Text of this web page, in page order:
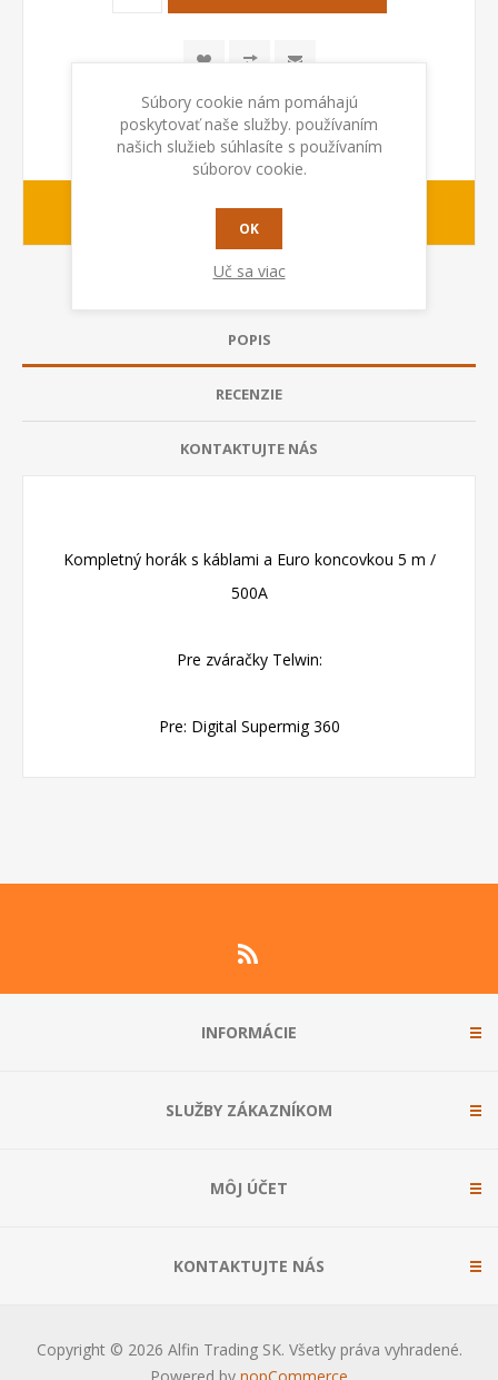
Dodacia lehota:1-2 dny
POPIS
RECENZIE
KONTAKTUJTE NÁS
Kompletný horák s káblami a Euro koncovkou 5 m /
500A
Pre zváračky Telwin:
Pre: Digital Supermig 360
INFORMÁCIE
SLUŽBY ZÁKAZNÍKOM
MÔJ ÚČET
KONTAKTUJTE NÁS
Copyright © 2026 Alfin Trading SK. Všetky práva vyhradené.
Súbory cookie nám pomáhajú
poskytovať naše služby. používaním
našich služieb súhlasíte s používaním
súborov cookie.
OK
Uč sa viac